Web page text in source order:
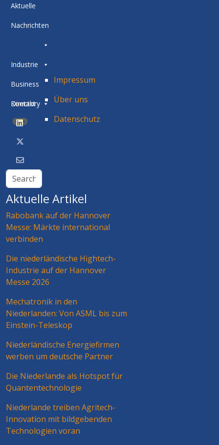
Aktuelle
Nachrichten
Industrie
Business
Directory
BETA
Kontakt
Impressum
Über uns
Datenschutz
Aktuelle Artikel
Rabobank auf der Hannover
Messe: Märkte international
verbinden
Die niederländische Hightech-
Industrie auf der Hannover
Messe 2026
Mechatronik in den
Niederlanden: Von ASML bis zum
Einstein-Teleskop
Niederländische Energiefirmen
werben um deutsche Partner
Die Niederlande als Hotspot für
Quantentechnologie
Niederlande treiben Agritech-
Innovation mit bildgebenden
Technologien voran